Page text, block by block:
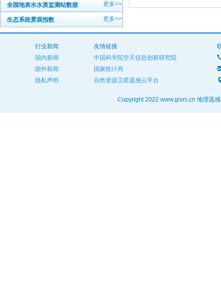
全国地表水水质监测站数据 更多>>
生态系统景观指数 更多>>
行业新闻
国内新闻
国外新闻
隐私声明
友情链接
中国科学院空天信息创新研究院
国家统计局
自然资源卫星遥感云平台
Copyright 2022 www.gisrs.cn 地理遥